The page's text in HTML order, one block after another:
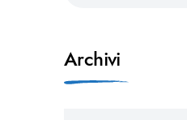
Archivi